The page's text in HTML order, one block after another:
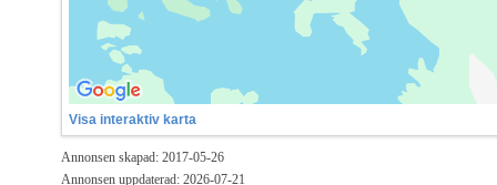
Visa interaktiv karta
Annonsen skapad: 2017-05-26
Annonsen uppdaterad: 2026-07-21